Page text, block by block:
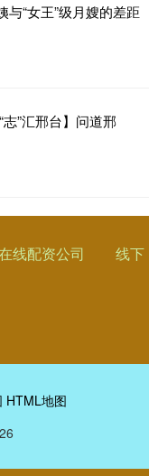
“女王”级月嫂的差距
”汇邢台】问道邢
线配资公司
线下
HTML地图